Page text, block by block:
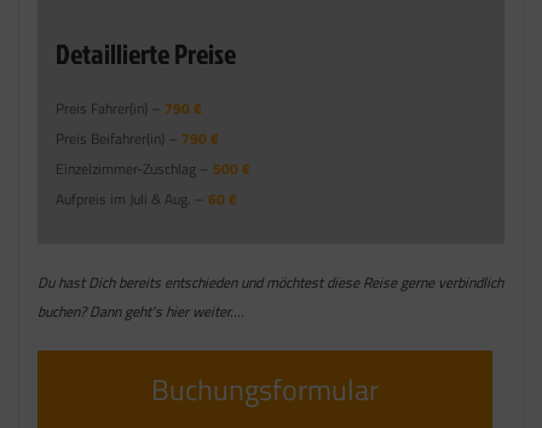
Detaillierte Preise
Preis Fahrer(in) – 790 €
Preis Beifahrer(in) – 790 €
Einzelzimmer-Zuschlag – 500 €
Aufpreis im Juli & Aug. – 60 €
Du hast Dich bereits entschieden und möchtest diese Reise gerne verbindlich
buchen? Dann geht’s hier weiter….
Buchungsformular